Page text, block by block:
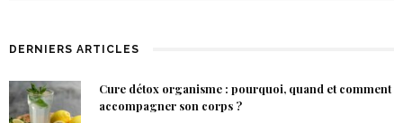
DERNIERS ARTICLES
Cure détox organisme : pourquoi, quand et comment
accompagner son corps ?